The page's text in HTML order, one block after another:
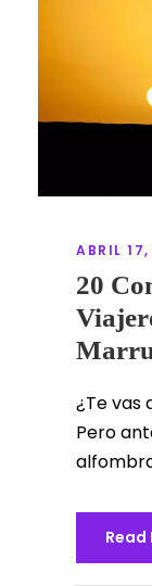
ABRIL
20
¿Te vas
Pero
Read